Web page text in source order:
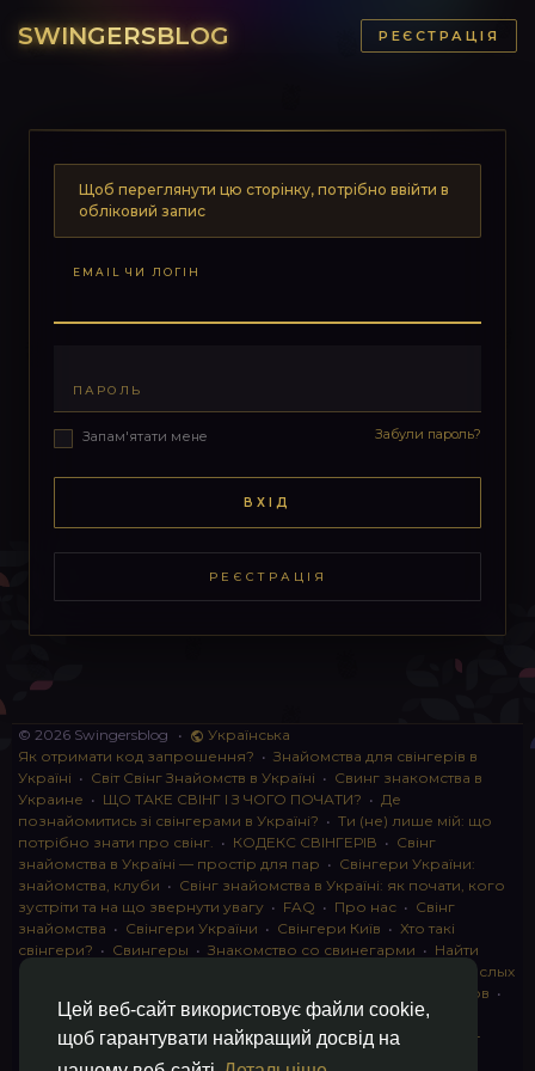
Цей веб-сайт використовує файли cookie,
щоб гарантувати найкращий досвід на
SWINGERSBLOG РЕЄСТРАЦІЯ
Щоб переглянути цю сторінку, потрібно ввійти в
обліковий запис
EMAIL ЧИ ЛОГІН
ПАРОЛЬ
Запам'ятати мене Забули пароль?
ВХІД
РЕЄСТРАЦІЯ
© 2026 Swingersblog •
Українська
Як отримати код запрошення? • Знайомства для свінгерів в
Україні • Світ Свінг Знайомств в Україні • Свинг знакомства в
Украине • ЩО ТАКЕ СВІНГ І З ЧОГО ПОЧАТИ? • Де
познайомитись зі свінгерами в Україні? • Ти (не) лише мій: що
потрібно знати про свінг. • КОДЕКС СВІНГЕРІВ • Свінг
знайомства в Україні — простір для пар • Свінгери України:
знайомства, клуби • Свінг знайомства в Україні: як почати, кого
зустріти та на що звернути увагу • FAQ • Про нас • Свінг
знайомства • Свінгери України • Свінгери Київ • Хто такі
свінгери? • Свингеры • Знакомство со свинегарми • Найти
instagram для взрослых
Клуб свингеров •
Конфіденційність• Правила• Партнерська програма
Свингеры •Свинг-пати•О свингерах откровенно
Свинг-
клуб: что это и как работает